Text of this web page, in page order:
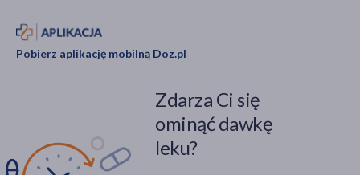
Pobierz aplikację mobilną Doz.pl
Zdarza Ci się
ominąć dawkę
leku?